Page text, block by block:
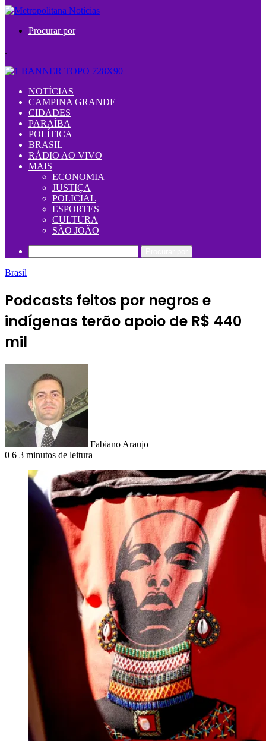
Procurar por
.
NOTÍCIAS
CAMPINA GRANDE
CIDADES
PARAÍBA
POLÍTICA
BRASIL
RÁDIO AO VIVO
MAIS
ECONOMIA
JUSTIÇA
POLICIAL
ESPORTES
CULTURA
SÃO JOÃO
Brasil
Podcasts feitos por negros e
indígenas terão apoio de R$ 440
mil
Fabiano Araujo
0 6 3 minutos de leitura